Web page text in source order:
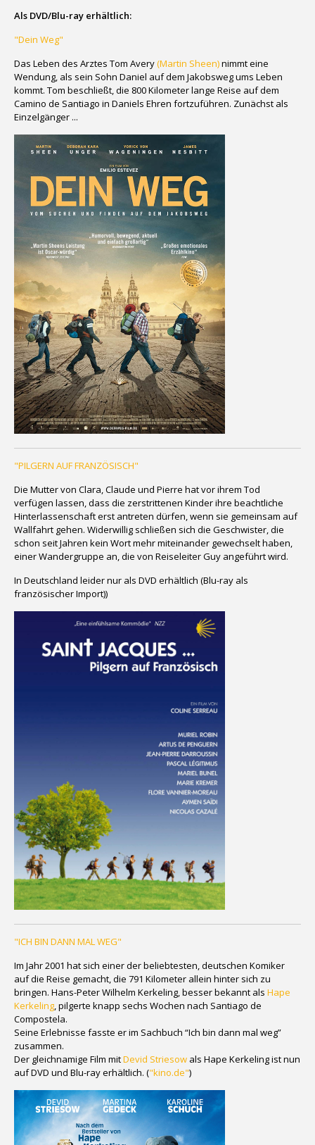
Als DVD/Blu-ray erhältlich:
"Dein Weg"
Das Leben des Arztes Tom Avery(Martin Sheen)nimmt eine
Wendung, als sein Sohn Daniel auf dem Jakobsweg ums Leben
kommt. Tom beschließt, die 800 Kilometer lange Reise auf dem
Camino de Santiago in Daniels Ehren fortzuführen. Zunächst als
Einzelgänger ...
"PILGERN AUF FRANZÖSISCH"
Die Mutter von Clara, Claude und Pierre hat vor ihrem Tod
verfügen lassen, dass die zerstrittenen Kinder ihre beachtliche
Hinterlassenschaft erst antreten dürfen, wenn sie gemeinsam auf
Wallfahrt gehen. Widerwillig schließen sich die Geschwister, die
schon seit Jahren kein Wort mehr miteinander gewechselt haben,
einer Wandergruppe an, die von Reiseleiter Guy angeführt wird.
In Deutschland leider nur als DVD erhältlich (Blu-ray als
französischer Import))
"ICH BIN DANN MAL WEG"
Im Jahr 2001 hat sich einer der beliebtesten, deutschen Komiker
auf die Reise gemacht, die 791 Kilometer allein hinter sich zu
bringen. Hans-Peter Wilhelm Kerkeling, besser bekannt als Hape
Kerkeling, pilgerte knapp sechs Wochen nach Santiago de
Compostela.
Seine Erlebnisse fasste er im Sachbuch “Ich bin dann mal weg”
zusammen.
Der gleichnamige Film mitDevid Striesow als Hape Kerkeling ist nun
auf DVD und Blu-ray erhältlich. ("kino.de")